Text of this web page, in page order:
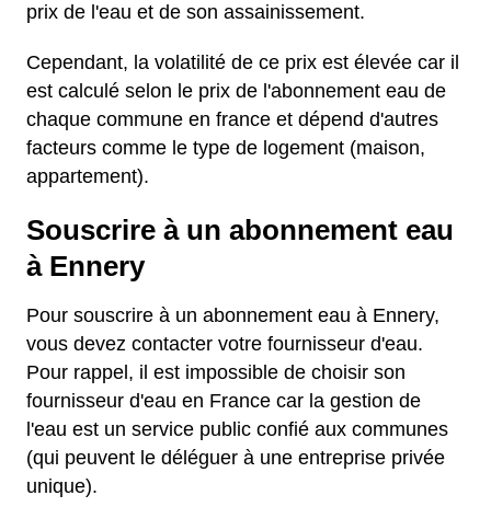
prix de l'eau et de son assainissement.
Cependant, la volatilité de ce prix est élevée car il
est calculé selon le prix de l'abonnement eau de
chaque commune en france et dépend d'autres
facteurs comme le type de logement (maison,
appartement).
Souscrire à un abonnement eau
à Ennery
Pour souscrire à un abonnement eau à Ennery,
vous devez contacter votre fournisseur d'eau.
Pour rappel, il est impossible de choisir son
fournisseur d'eau en France car la gestion de
l'eau est un service public confié aux communes
(qui peuvent le déléguer à une entreprise privée
unique).